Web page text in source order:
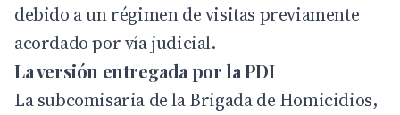
debido a un régimen de visitas previamente
acordado por vía judicial.
La versión entregada por la PDI
La subcomisaria de la Brigada de Homicidios,